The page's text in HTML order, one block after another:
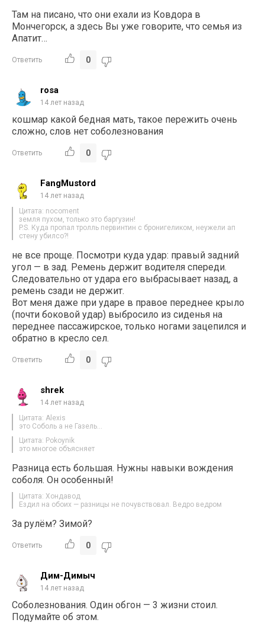
Там на писано, что они ехали из Ковдора в
Мончегорск, а здесь Вы уже говорите, что семья из
Апатит…
Ответить 0
rosa
14 лет назад
кошмар какой бедная мать, такое пережить очень
сложно, слов нет соболезнования
Ответить 0
FangMustord
14 лет назад
Цитата: nocoment
земля пухом, только это баргузин!
P.S. Куда пропал тролль первинтин с бронигеликом, неужели ап
стену убилсо?!
не все проще. Посмотри куда удар: правый задний
угол — в зад. Ремень держит водителя спереди.
Следовательно от удара его выбрасывает назад, а
ремень сзади не держит.
Вот меня даже при ударе в правое переднее крыло
(почти боковой удар) выбросило из сиденья на
переднее пассажирское, только ногами зацепился и
обратно в кресло сел.
Ответить 0
shrek
14 лет назад
Цитата: Alexis
это Соболь а не Газель…
Цитата: Pokoynik
это многое объясняет
Разница есть большая. Нужны навыки вождения
соболя. Он особенный!
Цитата: Хондавод
Ездил на обоих — разницы не почувствовал. Ведро ведром
За рулём? Зимой?
Ответить 0
Дим-Димыч
14 лет назад
Соболезнования. Один обгон — 3 жизни стоил.
Подумайте об этом.